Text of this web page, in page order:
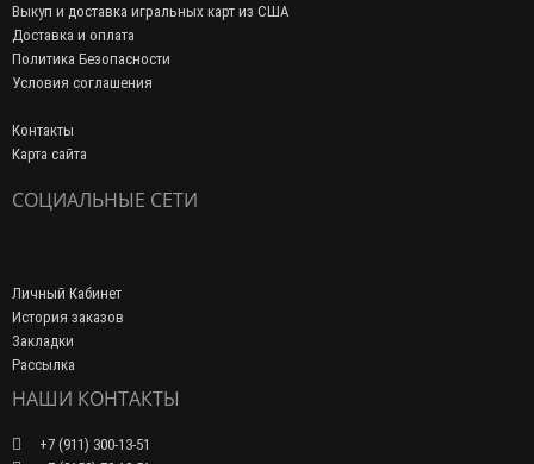
Выкуп и доставка игральных карт из США
Доставка и оплата
Политика Безопасности
Условия соглашения
Контакты
Карта сайта
СОЦИАЛЬНЫЕ СЕТИ
Личный Кабинет
История заказов
Закладки
Рассылка
НАШИ КОНТАКТЫ
+7 (911) 300-13-51